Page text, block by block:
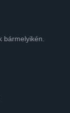
bármelyikén.